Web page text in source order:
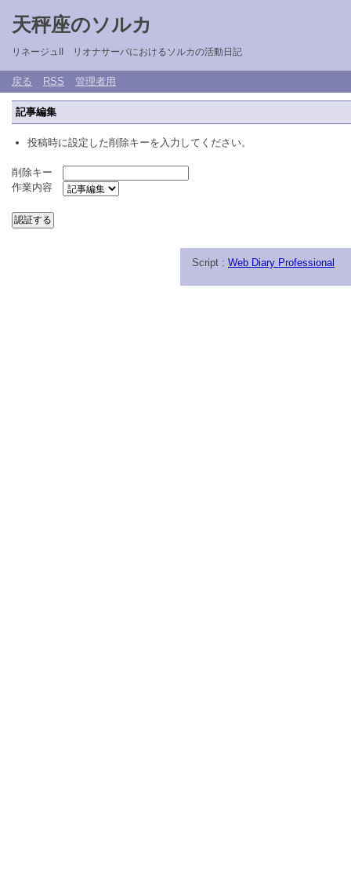
天秤座のソルカ
リネージュII リオナサーバにおけるソルカの活動日記
戻る RSS 管理者用
記事編集
投稿時に設定した削除キーを入力してください。
削除キー
作業内容
Script : Web Diary Professional